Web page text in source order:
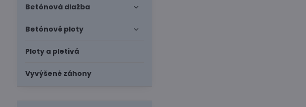
Betónová dlažba
Betónové ploty
Ploty a pletivá
Vyvýšené záhony